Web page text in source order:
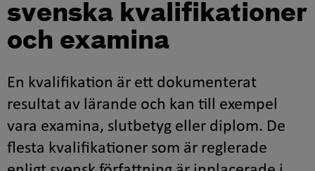
svenska kvalifikationer
och examina
En kvalifikation är ett dokumenterat
resultat av lärande och kan till exempel
vara examina, slutbetyg eller diplom. De
flesta kvalifikationer som är reglerade